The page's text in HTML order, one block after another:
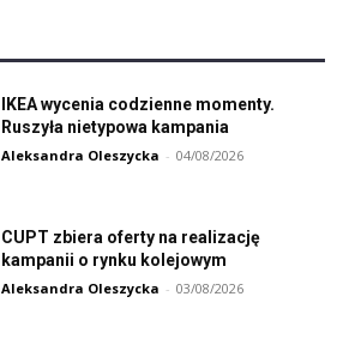
IKEA wycenia codzienne momenty.
Ruszyła nietypowa kampania
Aleksandra Oleszycka - 04/08/2026
CUPT zbiera oferty na realizację
kampanii o rynku kolejowym
Aleksandra Oleszycka - 03/08/2026